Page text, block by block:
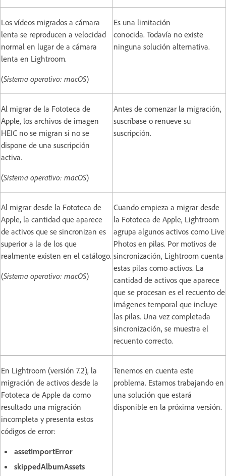
Los vídeos migrados a cámara
lenta se reproducen a velocidad
normal en lugar de a cámara
lenta en Lightroom.
(Sistema operativo: macOS)
Es una limitación
conocida. Todavía no existe
ninguna solución alternativa.
Al migrar de la Fototeca de
Apple, los archivos de imagen
HEIC no se migran si no se
dispone de una suscripción
activa.
(Sistema operativo: macOS)
Antes de comenzar la migración,
suscríbase o renueve su
suscripción.
Al migrar desde la Fototeca de
Apple, la cantidad que aparece
de activos que se sincronizan es
superior a la de los que
realmente existen en el catálogo.
(Sistema operativo: macOS)
Cuando empieza a migrar desde
la Fototeca de Apple, Lightroom
agrupa algunos activos como Live
Photos en pilas. Por motivos de
sincronización, Lightroom cuenta
estas pilas como activos. La
cantidad de activos que aparece
que se procesan es el recuento de
imágenes temporal que incluye
las pilas. Una vez completada
sincronización, se muestra el
recuento correcto.
En Lightroom (versión 7.2), la
migración de activos desde la
Fototeca de Apple da como
resultado una migración
incompleta y presenta estos
códigos de error:
assetImportError
skippedAlbumAssets
Tenemos en cuenta este
problema. Estamos trabajando en
una solución que estará
disponible en la próxima versión.